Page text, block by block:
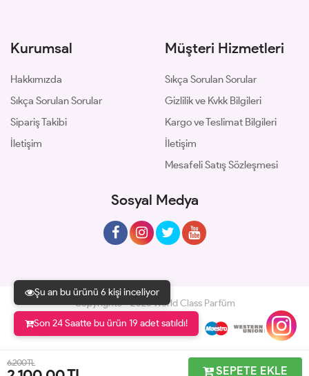
6.200 TL
SEPETE EKLE
Şu an bu ürünü 6 kişi inceliyor
Son 24 Saatte bu ürün 19 adet satıldı!
Kurumsal
Hakkımızda
Sıkça Sorulan Sorular
Sipariş Takibi
İletişim
Müşteri Hizmetleri
Sıkça Sorulan Sorular
Gizlilik ve Kvkk Bilgileri
Kargo ve Teslimat Bilgileri
İletişim
Mesafeli Satış Sözleşmesi
Sosyal Medya
Copyrights © 2026 World Class Parfüm
Geliştir - powered by innovation